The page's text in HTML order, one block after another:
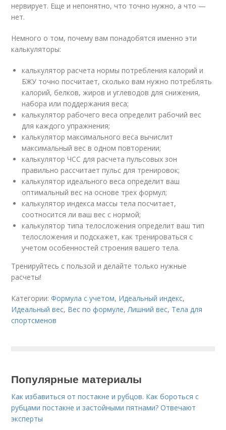
нервирует. Еще и непонятно, что точно нужно, а что —
нет.
Немного о том, почему вам понадобятся именно эти
калькуляторы:
калькулятор расчета нормы потребления калорий и
БЖУ точно посчитает, сколько вам нужно потреблять
калорий, белков, жиров и углеводов для снижения,
набора или поддержания веса;
калькулятор рабочего веса определит рабочий вес
для каждого упражнения;
калькулятор максимального веса вычислит
максимальный вес в одном повторении;
калькулятор ЧСС для расчета пульсовых зон
правильно рассчитает пульс для тренировок;
калькулятор идеального веса определит ваш
оптимальный вес на основе трех формул;
калькулятор индекса массы тела посчитает,
соотносится ли ваш вес с нормой;
калькулятор типа телосложения определит ваш тип
телосложения и подскажет, как тренироваться с
учетом особенностей строения вашего тела.
Тренируйтесь с пользой и делайте только нужные
расчеты!
Категории:Формула с учетом, Идеальный индекс,
Идеальный вес, Вес по формуле,Лишний вес, Тела для
спортсменов
Популярные материалы
Как избавиться от постакне и рубцов. Как бороться с
рубцами постакне и застойными пятнами? Отвечают
эксперты